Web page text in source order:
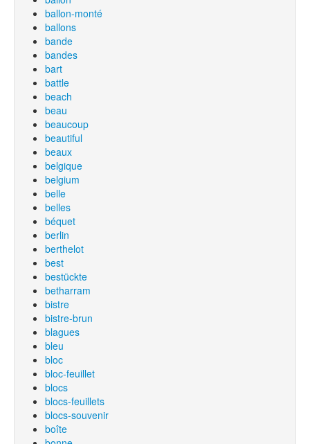
ballon-monté
ballons
bande
bandes
bart
battle
beach
beau
beaucoup
beautiful
beaux
belgique
belgium
belle
belles
béquet
berlin
berthelot
best
bestückte
betharram
bistre
bistre-brun
blagues
bleu
bloc
bloc-feuillet
blocs
blocs-feuillets
blocs-souvenir
boîte